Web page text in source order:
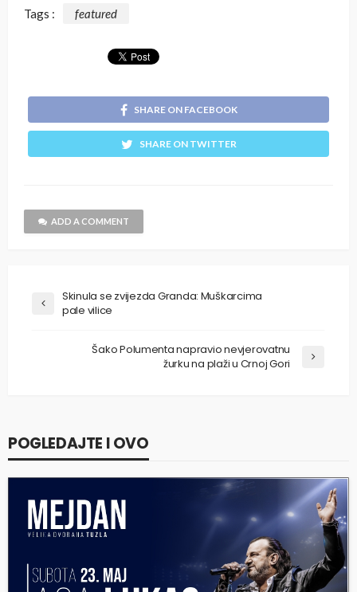
Tags : featured
SHARE ON FACEBOOK
SHARE ON TWITTER
ADD A COMMENT
Skinula se zvijezda Granda: Muškarcima
pale vilice
Šako Polumenta napravio nevjerovatnu
žurku na plaži u Crnoj Gori
POGLEDAJTE I OVO